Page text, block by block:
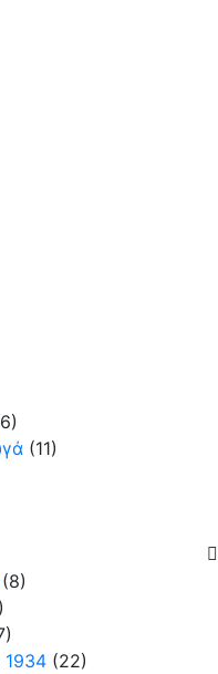
(11)
(8)
1934 (22)